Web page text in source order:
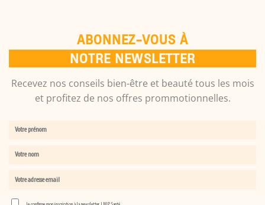
ABONNEZ-VOUS À
NOTRE NEWSLETTER
Recevez nos conseils bien-être et beauté tous les mois
et profitez de nos offres prommotionnelles.